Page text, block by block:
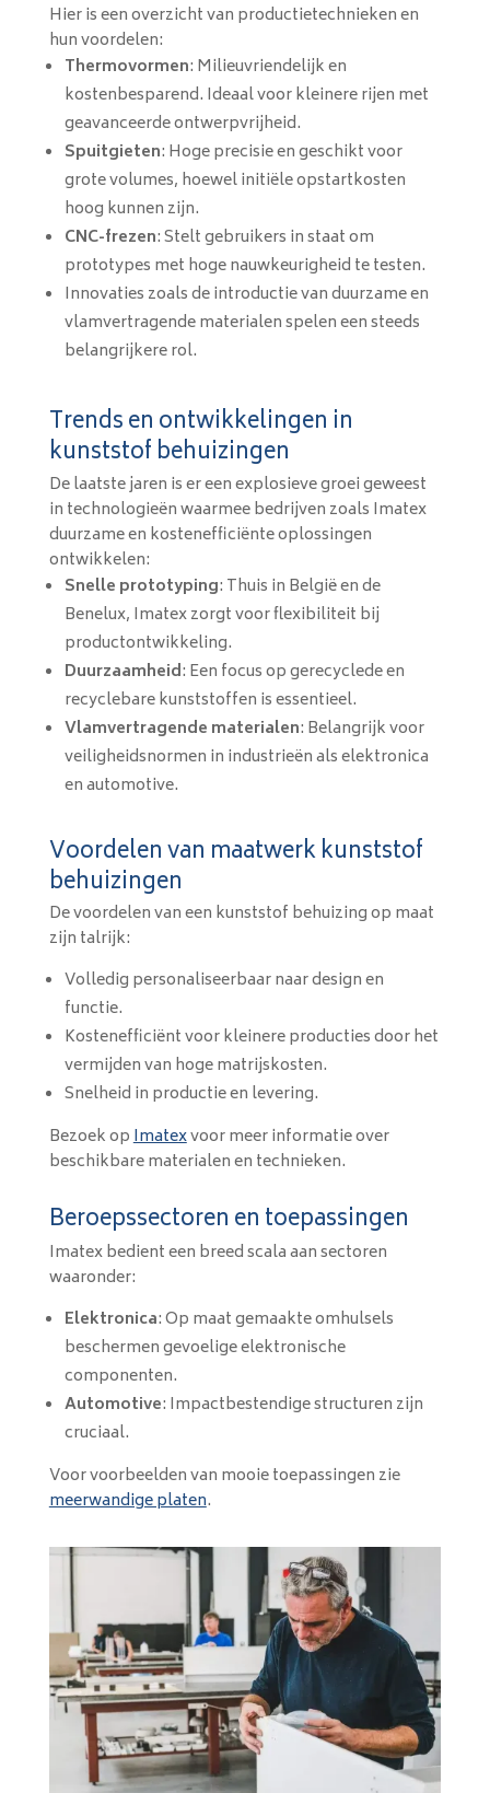
Hier is een overzicht van productietechnieken en
hun voordelen:
Thermovormen: Milieuvriendelijk en
kostenbesparend. Ideaal voor kleinere rijen met
geavanceerde ontwerpvrijheid.
Spuitgieten: Hoge precisie en geschikt voor
grote volumes, hoewel initiële opstartkosten
hoog kunnen zijn.
CNC-frezen: Stelt gebruikers in staat om
prototypes met hoge nauwkeurigheid te testen.
Innovaties zoals de introductie van duurzame en
vlamvertragende materialen spelen een steeds
belangrijkere rol.
Trends en ontwikkelingen in
kunststof behuizingen
De laatste jaren is er een explosieve groei geweest
in technologieën waarmee bedrijven zoals Imatex
duurzame en kostenefficiënte oplossingen
ontwikkelen:
Snelle prototyping: Thuis in België en de
Benelux, Imatex zorgt voor flexibiliteit bij
productontwikkeling.
Duurzaamheid: Een focus op gerecyclede en
recyclebare kunststoffen is essentieel.
Vlamvertragende materialen: Belangrijk voor
veiligheidsnormen in industrieën als elektronica
en automotive.
Voordelen van maatwerk kunststof
behuizingen
De voordelen van een kunststof behuizing op maat
zijn talrijk:
Volledig personaliseerbaar naar design en
functie.
Kostenefficiënt voor kleinere producties door het
vermijden van hoge matrijskosten.
Snelheid in productie en levering.
Bezoek opImatexvoor meer informatie over
beschikbare materialen en technieken.
Beroepssectoren en toepassingen
Imatex bedient een breed scala aan sectoren
waaronder:
Elektronica: Op maat gemaakte omhulsels
beschermen gevoelige elektronische
componenten.
Automotive: Impactbestendige structuren zijn
cruciaal.
Voor voorbeelden van mooie toepassingen zie
meerwandige platen.